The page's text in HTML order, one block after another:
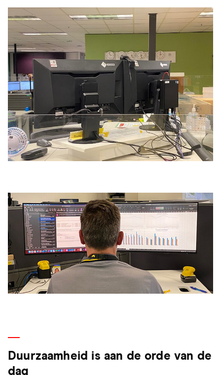
Duurzaamheid is aan de orde van de
dag